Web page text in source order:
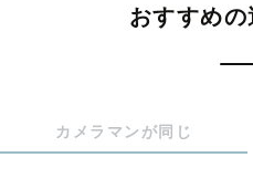
おすすめ
カメラマンが同じ